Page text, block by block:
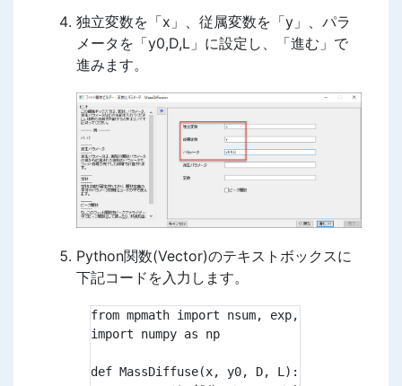
独立変数を「x」、従属変数を「y」、パラ
メータを「y0,D,L」に設定し、「進む」で
進みます。
Python関数(Vector)のテキストボックスに
下記コードを入力します。
from mpmath import nsum, exp, inf
import numpy as np
def MassDiffuse(x, y0, D, L):